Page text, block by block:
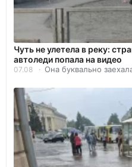
Чуть не улетела в реку:
автоледи попала на видео
07.08 Она буквально